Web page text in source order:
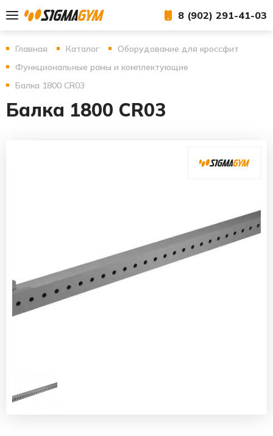
8 (902) 291-41-03
Главная Каталог
Оборудование для кроссфит
Функциональные рамы и комплектующие
Балка 1800 CR03
Балка 1800 CR03